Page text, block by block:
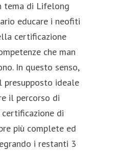
tema di Lifelong
educare i neofiti
certificazione
che man
In questo senso,
presupposto ideale
il percorso di
certificazione di
più complete ed
i restanti 3